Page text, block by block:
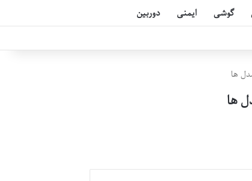
گوشی ایمنی دوربین
ها
ها